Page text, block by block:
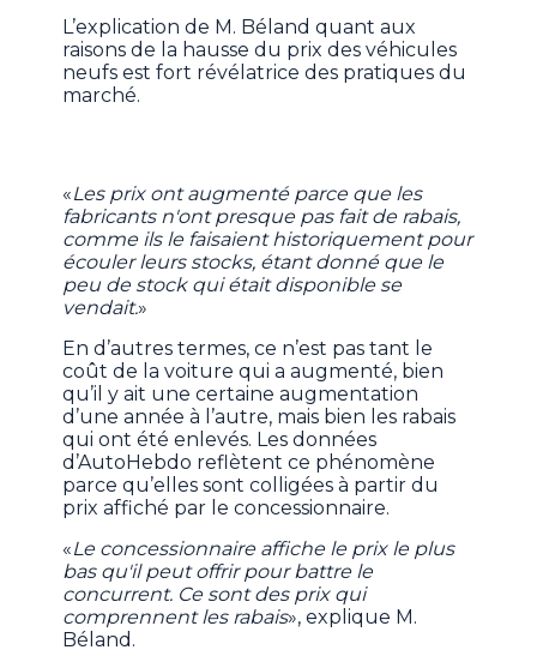
L’explication de M. Béland quant aux
raisons de la hausse du prix des véhicules
neufs est fort révélatrice des pratiques du
marché.
«Les prix ont augmenté parce que les
fabricants n'ont presque pas fait de rabais,
comme ils le faisaient historiquement pour
écouler leurs stocks, étant donné que le
peu de stock qui était disponible se
vendait.»
En d’autres termes, ce n’est pas tant le
coût de la voiture qui a augmenté, bien
qu’il y ait une certaine augmentation
d’une année à l’autre, mais bien les rabais
qui ont été enlevés. Les données
d’AutoHebdo reflètent ce phénomène
parce qu’elles sont colligées à partir du
prix affiché par le concessionnaire.
«Le concessionnaire affiche le prix le plus
bas qu'il peut offrir pour battre le
concurrent. Ce sont des prix qui
comprennent les rabais», explique M.
Béland.